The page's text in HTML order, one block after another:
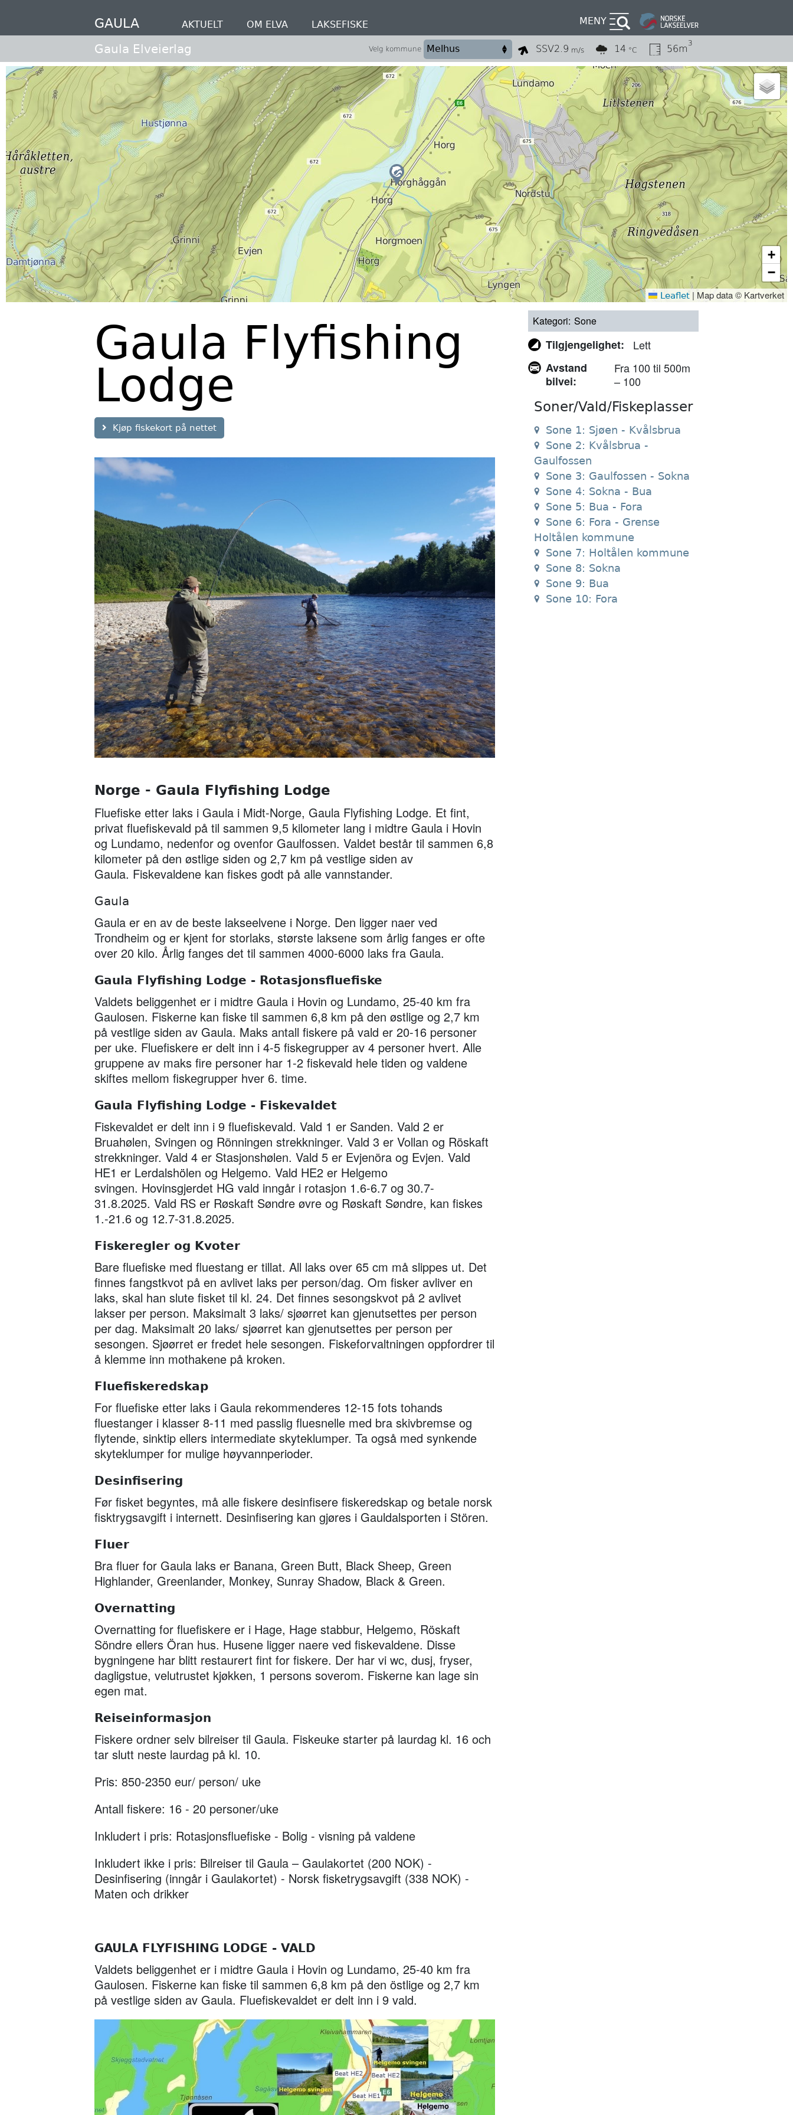
hovedinnhold
GAULA AKTUELT OM ELVA LAKSEFISKE MENY
Gaula Elveierlag Velg kommune SSV2.9 m/s 14 °C 56m 3
+
−
Leaflet |Map data © Kartverket
Gaula Flyfishing
Lodge
Kjøp fiskekort på nettet
Norge - Gaula Flyfishing Lodge
Fluefiske etter laks i Gaula i Midt-Norge, Gaula Flyfishing Lodge. Et fint,
privat fluefiskevald på til sammen 9,5 kilometer lang i midtre Gaula i Hovin
og Lundamo, nedenfor og ovenfor Gaulfossen. Valdet består til sammen 6,8
kilometer på den østlige siden og 2,7 km på vestlige siden av
Gaula. Fiskevaldene kan fiskes godt på alle vannstander.
Gaula
Gaula er en av de beste lakseelvene i Norge. Den ligger naer ved
Trondheim og er kjent for storlaks, største laksene som årlig fanges er ofte
over 20 kilo. Årlig fanges det til sammen 4000-6000 laks fra Gaula.
Gaula Flyfishing Lodge - Rotasjonsfluefiske
Valdets beliggenhet er i midtre Gaula i Hovin og Lundamo, 25-40 km fra
Gaulosen. Fiskerne kan fiske til sammen 6,8 km på den østlige og 2,7 km
på vestlige siden av Gaula. Maks antall fiskere på vald er 20-16 personer
per uke. Fluefiskere er delt inn i 4-5 fiskegrupper av 4 personer hvert. Alle
gruppene av maks fire personer har 1-2 fiskevald hele tiden og valdene
skiftes mellom fiskegrupper hver 6. time.
Gaula Flyfishing Lodge - Fiskevaldet
Fiskevaldet er delt inn i 9 fluefiskevald. Vald 1 er Sanden. Vald 2 er
Bruahølen, Svingen og Rönningen strekkninger. Vald 3 er Vollan og Röskaft
strekkninger. Vald 4 er Stasjonshølen. Vald 5 er Evjenöra og Evjen. Vald
HE1 er Lerdalshölen og Helgemo. Vald HE2 er Helgemo
svingen. Hovinsgjerdet HG vald inngår i rotasjon 1.6-6.7 og 30.7-
31.8.2025. Vald RS er Røskaft Søndre øvre og Røskaft Søndre, kan fiskes
1.-21.6 og 12.7-31.8.2025.
Fiskeregler og Kvoter
Bare fluefiske med fluestang er tillat. All laks over 65 cm må slippes ut. Det
finnes fangstkvot på en avlivet laks per person/dag. Om fisker avliver en
laks, skal han slute fisket til kl. 24. Det finnes sesongskvot på 2 avlivet
lakser per person. Maksimalt 3 laks/ sjøørret kan gjenutsettes per person
per dag. Maksimalt 20 laks/ sjøørret kan gjenutsettes per person per
sesongen. Sjøørret er fredet hele sesongen. Fiskeforvaltningen oppfordrer til
å klemme inn mothakene på kroken.
Fluefiskeredskap
For fluefiske etter laks i Gaula rekommenderes 12-15 fots tohands
fluestanger i klasser 8-11 med passlig fluesnelle med bra skivbremse og
flytende, sinktip ellers intermediate skyteklumper. Ta også med synkende
skyteklumper for mulige høyvannperioder.
Desinfisering
Før fisket begyntes, må alle fiskere desinfisere fiskeredskap og betale norsk
fisktrygsavgift i internett. Desinfisering kan gjøres i Gauldalsporten i Stören.
Fluer
Bra fluer for Gaula laks er Banana, Green Butt, Black Sheep, Green
Highlander, Greenlander, Monkey, Sunray Shadow, Black & Green.
Overnatting
Overnatting for fluefiskere er i Hage, Hage stabbur, Helgemo, Röskaft
Söndre ellers Öran hus. Husene ligger naere ved fiskevaldene. Disse
bygningene har blitt restaurert fint for fiskere. Der har vi wc, dusj, fryser,
dagligstue, velutrustet kjøkken, 1 persons soverom. Fiskerne kan lage sin
egen mat.
Reiseinformasjon
Fiskere ordner selv bilreiser til Gaula. Fiskeuke starter på laurdag kl. 16 och
tar slutt neste laurdag på kl. 10.
Pris: 850-2350 eur/ person/ uke
Antall fiskere: 16 - 20 personer/uke
Inkludert i pris: Rotasjonsfluefiske - Bolig - visning på valdene
Inkludert ikke i pris: Bilreiser til Gaula – Gaulakortet (200 NOK) -
Desinfisering (inngår i Gaulakortet) - Norsk fisketrygsavgift (338 NOK) -
Maten och drikker
GAULA FLYFISHING LODGE - VALD
Valdets beliggenhet er i midtre Gaula i Hovin og Lundamo, 25-40 km fra
Gaulosen. Fiskerne kan fiske til sammen 6,8 km på den östlige og 2,7 km
på vestlige siden av Gaula. Fluefiskevaldet er delt inn i 9 vald.
Kategori Sone
Tilgjengelighet
Lett
Avstand
bilvei
Fra 100 til 500m
– 100
Soner/Vald/Fiskeplasser
Sone 1: Sjøen - Kvålsbrua
Sone 2: Kvålsbrua -
Gaulfossen
Sone 3: Gaulfossen - Sokna
Sone 4: Sokna - Bua
Sone 5: Bua - Fora
Sone 6: Fora - Grense
Holtålen kommune
Sone 7: Holtålen kommune
Sone 8: Sokna
Sone 9: Bua
Sone 10: Fora